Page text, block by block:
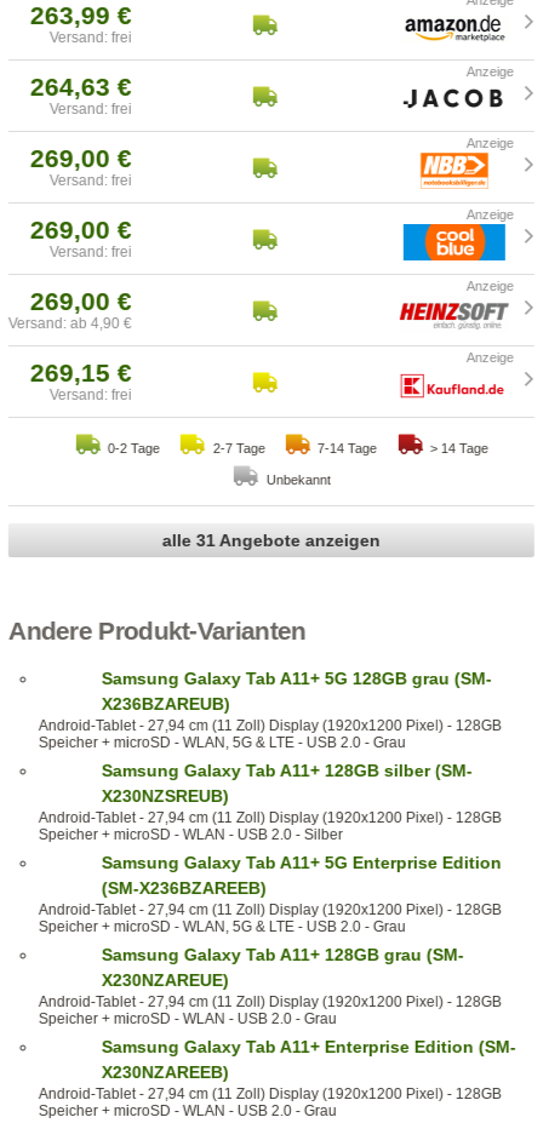
263,99 €
Versand: frei
264,63 €
Versand: frei
269,00 €
Versand: frei
269,00 €
Versand: frei
269,00 €
Versand: ab 4,90 €
269,15 €
Versand: frei
0-2 Tage 2-7 Tage 7-14 Tage > 14 Tage
Unbekannt
alle 31 Angebote anzeigen
Andere Produkt-Varianten
Samsung Galaxy Tab A11+ 5G 128GB grau (SM-
X236BZAREUB)
Android-Tablet - 27,94 cm (11 Zoll) Display (1920x1200 Pixel) - 128GB
Speicher + microSD - WLAN, 5G & LTE - USB 2.0 - Grau
Samsung Galaxy Tab A11+ 128GB silber (SM-
X230NZSREUB)
Android-Tablet - 27,94 cm (11 Zoll) Display (1920x1200 Pixel) - 128GB
Speicher + microSD - WLAN - USB 2.0 - Silber
Samsung Galaxy Tab A11+ 5G Enterprise Edition
(SM-X236BZAREEB)
Android-Tablet - 27,94 cm (11 Zoll) Display (1920x1200 Pixel) - 128GB
Speicher + microSD - WLAN, 5G & LTE - USB 2.0 - Grau
Samsung Galaxy Tab A11+ 128GB grau (SM-
X230NZAREUE)
Android-Tablet - 27,94 cm (11 Zoll) Display (1920x1200 Pixel) - 128GB
Speicher + microSD - WLAN - USB 2.0 - Grau
Samsung Galaxy Tab A11+ Enterprise Edition (SM-
X230NZAREEB)
Android-Tablet - 27,94 cm (11 Zoll) Display (1920x1200 Pixel) - 128GB
Speicher + microSD - WLAN - USB 2.0 - Grau